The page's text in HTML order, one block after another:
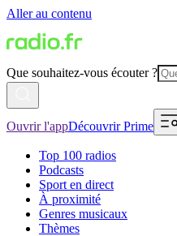
Aller au contenu
Que souhaitez-vous écouter ?
Ouvrir l'appDécouvrir Prime
Top 100 radios
Podcasts
Sport en direct
À proximité
Genres musicaux
Thèmes